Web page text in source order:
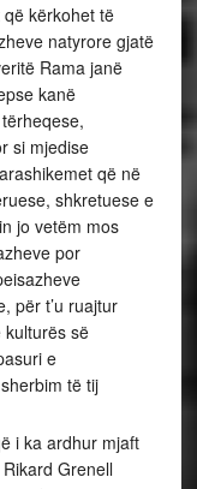
kërkohet të
natyrore gjatë
Rama janë
kanë
si mjedise
që në
shkretuese e
jo vetëm mos
por
për t’u ruajtur
së
e
të tij
i ka ardhur mjaft
Grenell